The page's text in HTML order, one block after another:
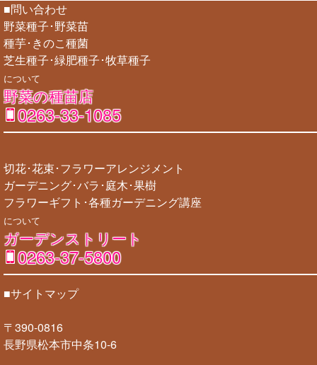
■問い合わせ
野菜種子･野菜苗
種芋･きのこ種菌
芝生種子･緑肥種子･牧草種子
について
野菜の種苗店
0263-33-1085
切花･花束･フラワーアレンジメント
ガーデニング･バラ･庭木･果樹
フラワーギフト･各種ガーデニング講座
について
ガーデンストリート
0263-37-5800
■サイトマップ
〒390-0816
長野県松本市中条10-6